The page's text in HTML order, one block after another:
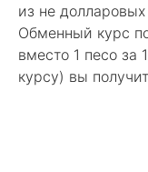
из не
Обменный курс
вместо 1 песо за
курсу) вы